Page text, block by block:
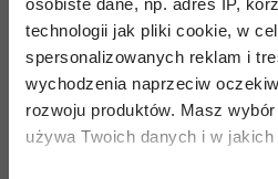
osobiste dane, np. adres IP,
technologii jak pliki cookie, w
spersonalizowanych reklam i
wychodzenia naprzeciw
rozwoju produktów. Masz
używa Twoich danych i w